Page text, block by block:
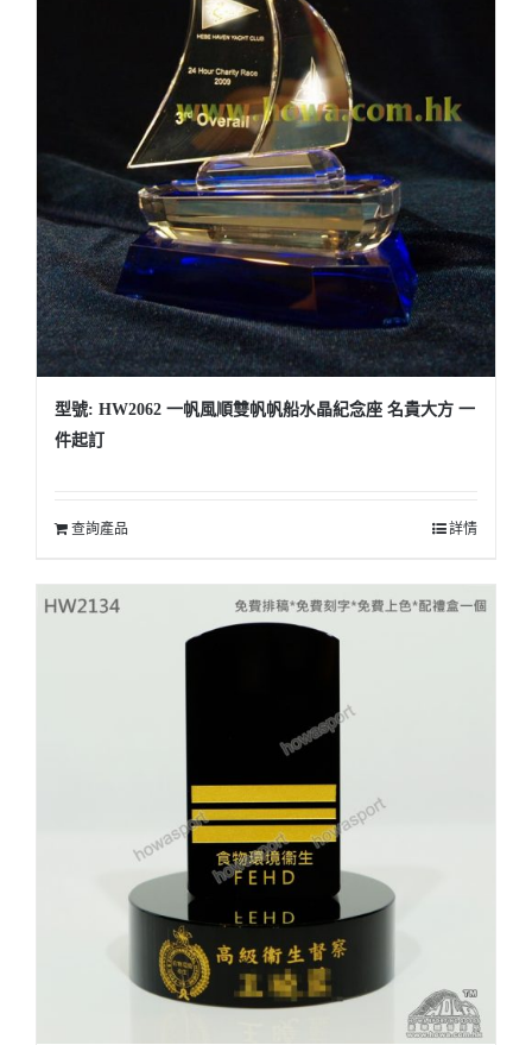
型號: HW2062 一帆風順雙帆帆船水晶紀念座 名貴大方 一
件起訂
查詢產品 詳情